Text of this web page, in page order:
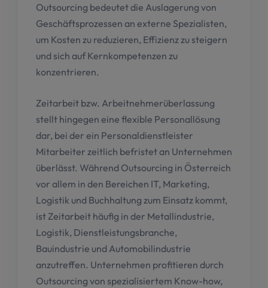
Outsourcing bedeutet die Auslagerung von
Geschäftsprozessen an externe Spezialisten,
um Kosten zu reduzieren, Effizienz zu steigern
und sich auf Kernkompetenzen zu
konzentrieren.
Zeitarbeit bzw. Arbeitnehmerüberlassung
stellt hingegen eine flexible Personal­lösung
dar, bei der ein Personaldienstleister
Mitarbeiter zeitlich befristet an Unternehmen
überlässt. Während Outsourcing in Österreich
vor allem in den Bereichen IT, Marketing,
Logistik und Buchhaltung zum Einsatz kommt,
ist Zeitarbeit häufig in der Metallindustrie,
Logistik, Dienstleistungsbranche,
Bauindustrie und Automobilindustrie
anzutreffen. Unternehmen profitieren durch
Outsourcing von spezialisiertem Know-how,